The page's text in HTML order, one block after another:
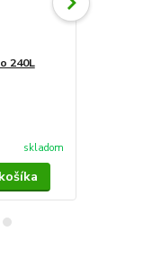
240L
skladom